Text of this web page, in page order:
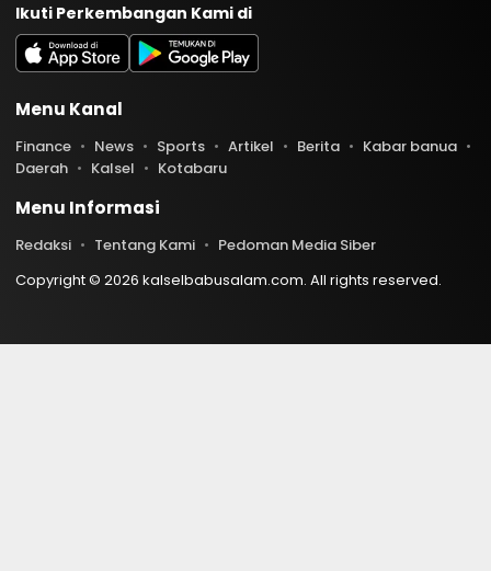
Ikuti Perkembangan Kami di
Menu Kanal
Finance News Sports Artikel Berita
Kabar banua
Daerah
Kalsel Kotabaru
Menu Informasi
Redaksi Tentang Kami
Pedoman Media Siber
Copyright © 2026 kalselbabusalam.com. All rights reserved.